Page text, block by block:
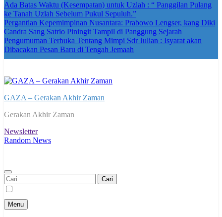
Ada Batas Waktu (Kesempatan) untuk Uzlah : “ Panggilan Pulang
ke Tanah Uzlah Sebelum Pukul Sepuluh.”
Pergantian Kepemimpinan Nusantara: Prabowo Lengser, kang Diki
Candra Sang Satrio Piningit Tampil di Panggung Sejarah
Pengumuman Terbuka Tentang Mimpi Sdr Julian : Isyarat akan
Dibacakan Pesan Baru di Tengah Jemaah
GAZA – Gerakan Akhir Zaman
Gerakan Akhir Zaman
Newsletter
Random News
Cari
untuk:
Menu